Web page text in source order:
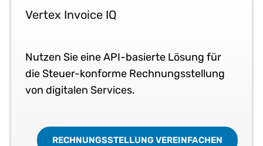
Vertex Invoice IQ
Nutzen Sie eine API-basierte Lösung für
die Steuer-konforme Rechnungsstellung
von digitalen Services.
RECHNUNGSSTELLUNG VEREINFACHEN